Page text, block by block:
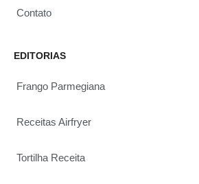
Contato
EDITORIAS
Frango Parmegiana
Receitas Airfryer
Tortilha Receita